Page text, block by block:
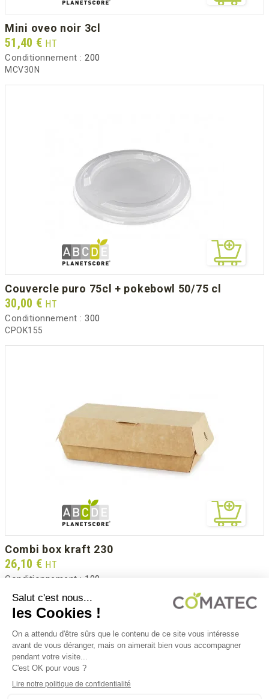
mini oveo noir 3cl
Prix
51,40 € HT
Conditionnement : 200
MCV30N
couvercle puro 75cl + pokebowl 50/75 cl
Prix
30,00 € HT
Conditionnement : 300
CPOK155
combi box kraft 230
Prix
26,10 € HT
Conditionnement : 100